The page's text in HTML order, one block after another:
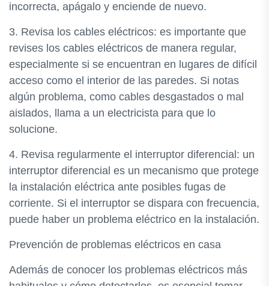
incorrecta, apágalo y enciende de nuevo.
3. Revisa los cables eléctricos: es importante que
revises los cables eléctricos de manera regular,
especialmente si se encuentran en lugares de difícil
acceso como el interior de las paredes. Si notas
algún problema, como cables desgastados o mal
aislados, llama a un electricista para que lo
solucione.
4. Revisa regularmente el interruptor diferencial: un
interruptor diferencial es un mecanismo que protege
la instalación eléctrica ante posibles fugas de
corriente. Si el interruptor se dispara con frecuencia,
puede haber un problema eléctrico en la instalación.
Prevención de problemas eléctricos en casa
Además de conocer los problemas eléctricos más